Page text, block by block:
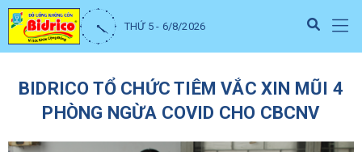
THỨ 5 - 6/8/2026
BIDRICO TỔ CHỨC TIÊM VẮC XIN MŨI 4
PHÒNG NGỪA COVID CHO CBCNV